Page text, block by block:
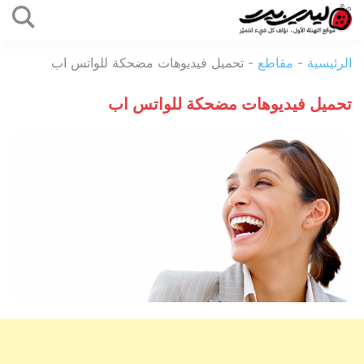
المحتوى
بيرد
الرئيسية - مقاطع - تحميل فيديوهات مضحكة للواتس اب
تحميل فيديوهات مضحكة للواتس اب